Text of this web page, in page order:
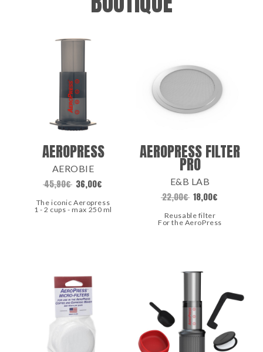
AEROPRESS
AEROBIE
45,90€ 36,00€
The iconic Aeropress
1 - 2 cups - max 250 ml
AEROPRESS FILTER
PRO
E&B LAB
22,00€ 18,00€
Reusable filter
For the AeroPress